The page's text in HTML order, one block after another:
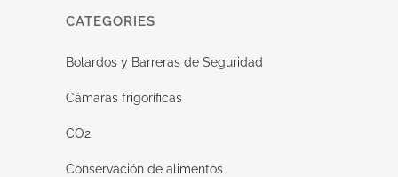
CATEGORIES
Bolardos y Barreras de Seguridad
Cámaras frigoríficas
CO2
Conservación de alimentos